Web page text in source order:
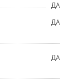
ДА
ДА
ДА